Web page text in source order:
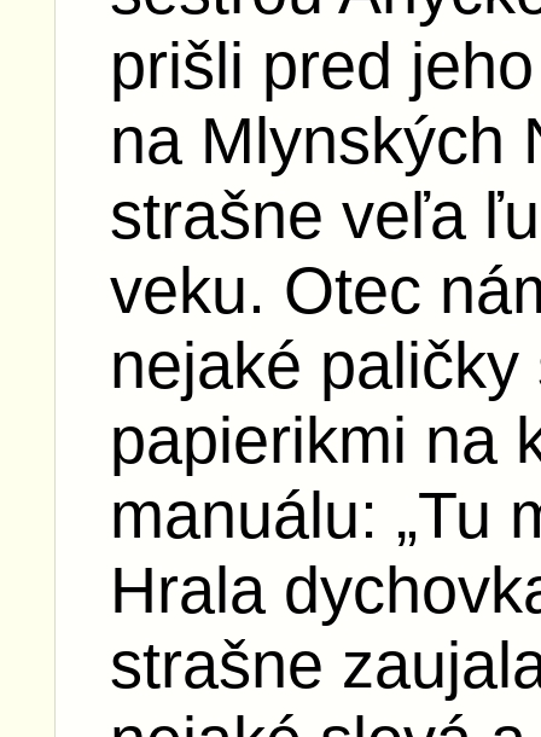
prišli pred
na Mlynských
strašne veľa
veku. Otec
nejaké
papierikmi na
manuálu: „Tu
Hrala
strašne